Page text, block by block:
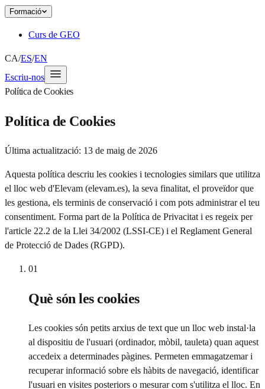
Formació
Curs de GEO
CA/ES/EN
Escriu-nos
Política de Cookies
Política de Cookies
Última actualització: 13 de maig de 2026
Aquesta política descriu les cookies i tecnologies similars que utilitza
el lloc web d'Elevam (elevam.es), la seva finalitat, el proveïdor que
les gestiona, els terminis de conservació i com pots administrar el teu
consentiment. Forma part de la Política de Privacitat i es regeix per
l'article 22.2 de la Llei 34/2002 (LSSI-CE) i el Reglament General
de Protecció de Dades (RGPD).
01
Què són les cookies
Les cookies són petits arxius de text que un lloc web instal·la
al dispositiu de l'usuari (ordinador, mòbil, tauleta) quan aquest
accedeix a determinades pàgines. Permeten emmagatzemar i
recuperar informació sobre els hàbits de navegació, identificar
l'usuari en visites posteriors o mesurar com s'utilitza el lloc. En